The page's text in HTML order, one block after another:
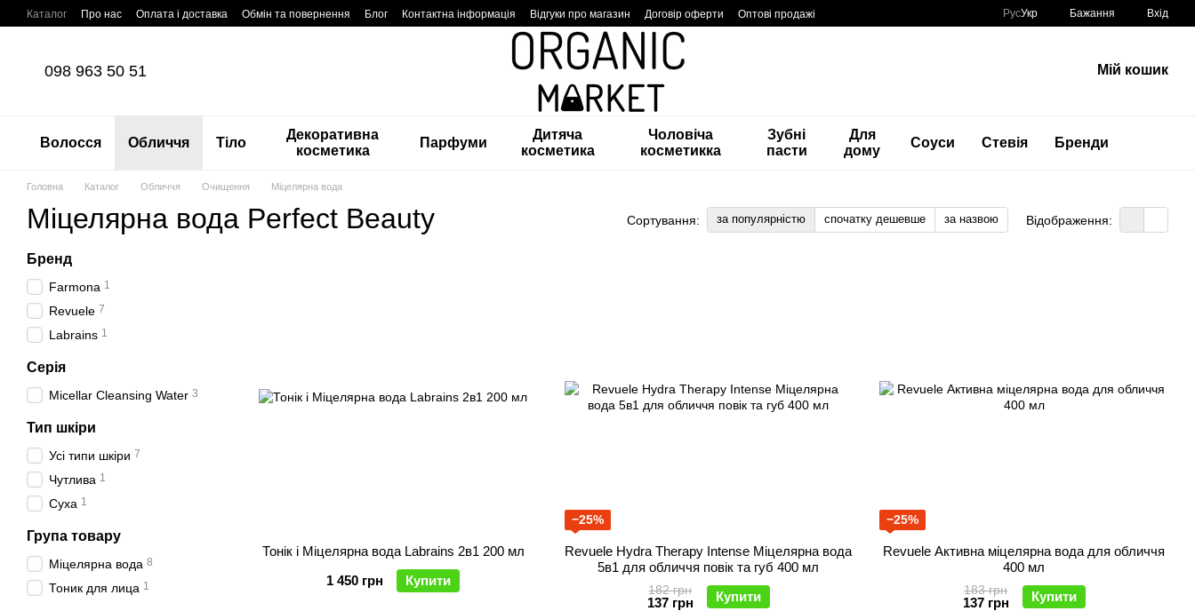
Перейти до основного контенту
Каталог Про нас Оплата і доставка Обмін та повернення Блог Контактна інформація Відгуки про магазин Договір оферти Оптові продажі РусУкр Бажання Вхід
098 963 50 51 Мій кошик
Волосся Обличчя Тіло
Декоративна
косметика
Парфуми
Дитяча
косметика
Чоловіча
косметикка
Зубні
пасти
Для
дому
Соуси Стевія Бренди
Головна Каталог Обличчя Очищення Міцелярна вода
Міцелярна вода Perfect Beauty Сортування: за популярністю спочатку дешевше за назвою Відображення:
Тонік і Міцелярна вода Labrains 2в1 200 мл
1 450 грн
Купити
−25%
Revuele Hydra Therapy Intense Міцелярна вода
5в1 для обличчя повік та губ 400 мл
182 грн
137 грн Купити
−25%
Revuele Активна міцелярна вода для обличчя
400 мл
183 грн
137 грн Купити
Бренд
Farmona 1
Revuele 7
Labrains 1
Серія
Micellar Cleansing Water 3
Тип шкіри
Усі типи шкіри 7
Чутлива 1
Суха 1
Група товару
Міцелярна вода 8
Тоник для лица 1